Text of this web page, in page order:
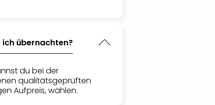
ich übernachten?
du bei der
qualitätsgeprüften
Aufpreis, wählen.